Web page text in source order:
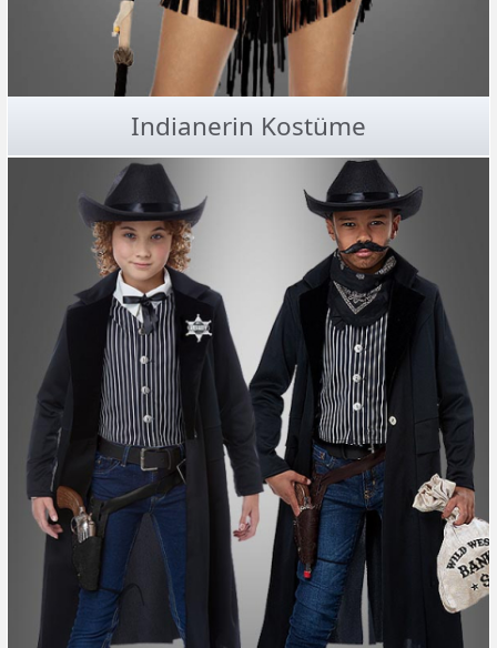
Indianerin Kostüme